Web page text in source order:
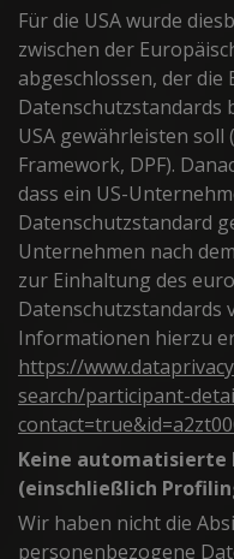
Für die USA wurde
zwischen der
abgeschlossen, der
Datenschutzstandards
USA gewährleisten soll
Framework, DPF).
dass ein US-
Datenschutzstandard
Unternehmen nach
zur Einhaltung des
Datenschutzstandards
Informationen hierzu
https://
search/participant-
Keine automatisierte
(einschließlich
Wir haben nicht die
personenbezogene